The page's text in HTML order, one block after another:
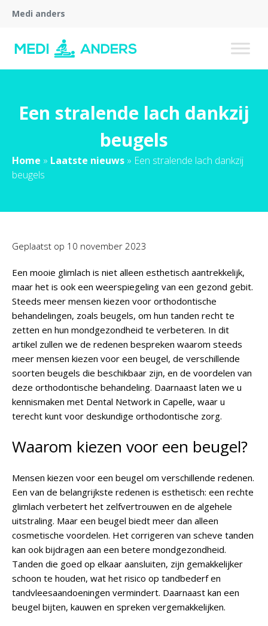
Medi anders
Een stralende lach dankzij
beugels
Home » Laatste nieuws » Een stralende lach dankzij
beugels
Geplaatst op 10 november 2023
Een mooie glimlach is niet alleen esthetisch aantrekkelijk,
maar het is ook een weerspiegeling van een gezond gebit.
Steeds meer mensen kiezen voor orthodontische
behandelingen, zoals beugels, om hun tanden recht te
zetten en hun mondgezondheid te verbeteren. In dit
artikel zullen we de redenen bespreken waarom steeds
meer mensen kiezen voor een beugel, de verschillende
soorten beugels die beschikbaar zijn, en de voordelen van
deze orthodontische behandeling. Daarnaast laten we u
kennismaken met Dental Network in Capelle, waar u
terecht kunt voor deskundige orthodontische zorg.
Waarom kiezen voor een beugel?
Mensen kiezen voor een beugel om verschillende redenen.
Een van de belangrijkste redenen is esthetisch: een rechte
glimlach verbetert het zelfvertrouwen en de algehele
uitstraling. Maar een beugel biedt meer dan alleen
cosmetische voordelen. Het corrigeren van scheve tanden
kan ook bijdragen aan een betere mondgezondheid.
Tanden die goed op elkaar aansluiten, zijn gemakkelijker
schoon te houden, wat het risico op tandbederf en
tandvleesaandoeningen vermindert. Daarnaast kan een
beugel bijten, kauwen en spreken vergemakkelijken.